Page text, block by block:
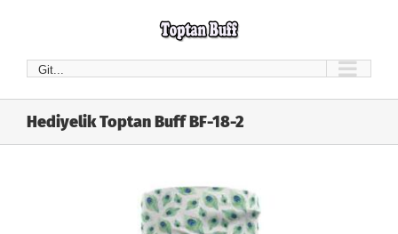
Git...
Hediyelik Toptan Buff BF-18-2